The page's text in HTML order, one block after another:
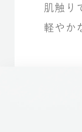
肌触り
軽やか